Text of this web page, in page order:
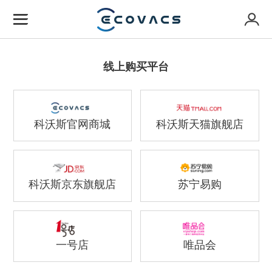
线上购买平台
科沃斯官网商城 科沃斯天猫旗舰店
科沃斯京东旗舰店 苏宁易购
一号店 唯品会